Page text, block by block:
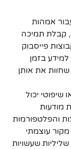
אמהות
קבלת תמיכה
פייסבוק
בזמן
את אותן
יכול
מודעות
והפלטפורמות
עוצמתי
שעשויות